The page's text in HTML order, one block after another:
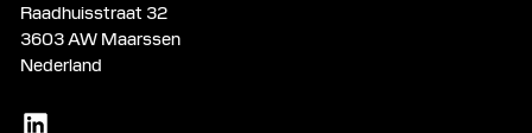
Raadhuisstraat 32
3603 AW Maarssen
Nederland